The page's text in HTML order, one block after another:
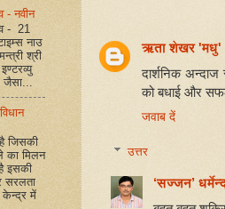
ऋता शेखर 'मधु'
दार्शनिक
को बधाई और
जवाब दें
उत्तर
‘सज्जन’
- नवीन
- 21
नाउ
श्री
जैसा...
जिसकी
का मिलन
इसकी
सरलता
में